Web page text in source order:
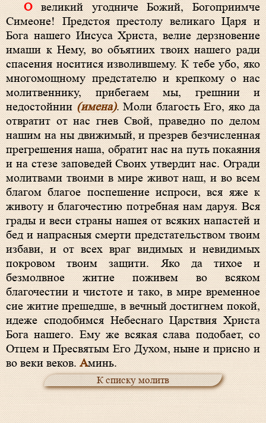
О великий угодниче Божий, Богоприимче
Симеоне! Предстоя престолу великаго Царя и
Бога нашего Иисуса Христа, велие дерзновение
имаши к Нему, во объятиих твоих нашего ради
спасения носитися изволившему. К тебе убо, яко
многомощному предстателю и крепкому о нас
молитвеннику, прибегаем мы, грешнии и
недостойнии(имена). Моли благость Его, яко да
отвратит от нас гнев Свой, праведно по делом
нашим на ны движимый, и презрев безчисленная
прегрешения наша, обратит нас на путь покаяния
и на стезе заповедей Своих утвердит нас. Огради
молитвами твоими в мире живот наш, и во всем
благом благое поспешение испроси, вся яже к
животу и благочестию потребная нам даруя. Вся
грады и веси страны нашея от всяких напастей и
бед и напрасныя смерти предстательством твоим
избави, и от всех враг видимых и невидимых
покровом твоим защити. Яко да тихое и
безмолвное житие поживем во всяком
благочестии и чистоте и тако, в мире временное
сие житие прешедше, в вечный достигнем покой,
идеже сподобимся Небеснаго Царствия Христа
Бога нашего. Ему же всякая слава подобает, со
Отцем и Пресвятым Его Духом, ныне и присно и
во веки веков.Аминь.
К списку молитв